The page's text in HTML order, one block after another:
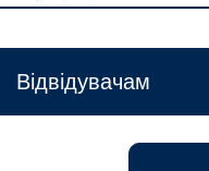
Відвідувачам